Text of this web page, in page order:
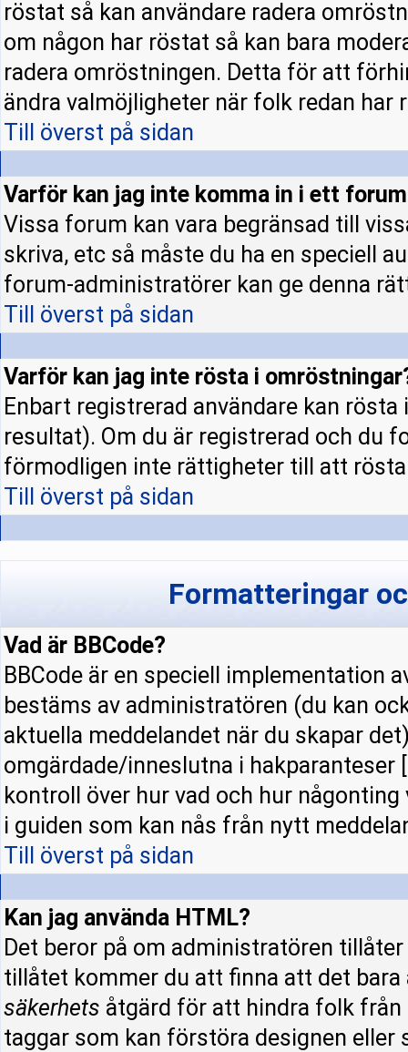
röstat så kan användare radera
om någon har röstat så kan bara
radera omröstningen. Detta för att
ändra valmöjligheter när folk redan har
Till överst på sidan
Varför kan jag inte komma in i ett
Vissa forum kan vara begränsad till
skriva, etc så måste du ha en speciell
forum-administratörer kan ge denna
Till överst på sidan
Varför kan jag inte rösta i
Enbart registrerad användare kan
resultat). Om du är registrerad och du
förmodligen inte rättigheter till att
Till överst på sidan
Formatteringar
Vad är BBCode?
BBCode är en speciell implementation
bestäms av administratören (du kan
aktuella meddelandet när du skapar
omgärdade/inneslutna i hakparanteser
kontroll över hur vad och hur
i guiden som kan nås från nytt
Till överst på sidan
Kan jag använda HTML?
Det beror på om administratören
tillåtet kommer du att finna att det
säkerhets åtgärd för att hindra folk
taggar som kan förstöra designen eller